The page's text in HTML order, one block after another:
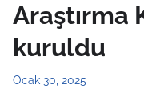
Araştırma
kuruldu
Ocak 30, 2025